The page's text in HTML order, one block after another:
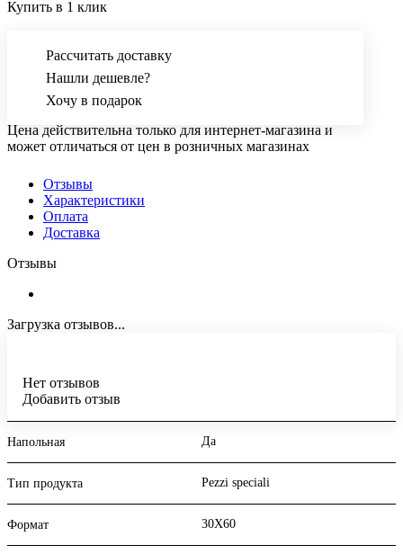
Купить в 1 клик
Рассчитать доставку
Нашли дешевле?
Хочу в подарок
Цена действительна только для интернет-магазина и
может отличаться от цен в розничных магазинах
Отзывы
Характеристики
Оплата
Доставка
Отзывы
Загрузка отзывов...
Нет отзывов
Добавить отзыв
Напольная Да
Тип продукта Pezzi speciali
Формат 30X60